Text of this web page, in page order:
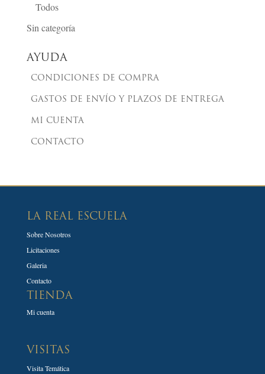
Todos
Sin categoría
AYUDA
CONDICIONES DE COMPRA
GASTOS DE ENVÍO Y PLAZOS DE ENTREGA
MI CUENTA
CONTACTO
LA REAL ESCUELA
Sobre Nosotros
Licitaciones
Galeria
Contacto
TIENDA
Mi cuenta
VISITAS
Visita Temática